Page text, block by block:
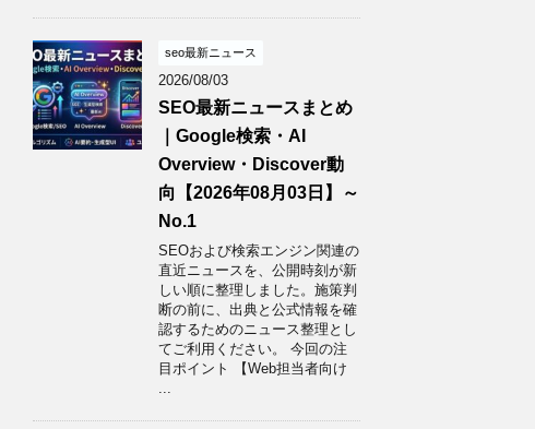
seo最新ニュース
2026/08/03
SEO最新ニュースまとめ
｜Google検索・AI
Overview・Discover動
向【2026年08月03日】～
No.1
SEOおよび検索エンジン関連の
直近ニュースを、公開時刻が新
しい順に整理しました。施策判
断の前に、出典と公式情報を確
認するためのニュース整理とし
てご利用ください。 今回の注
目ポイント 【Web担当者向け